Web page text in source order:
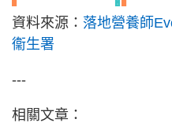
資料來源： 落地營養師
衞生署
---
相關文章：